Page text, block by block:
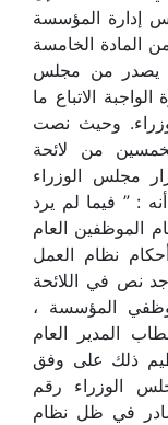
إدارة المؤسسة
المادة الخامسة
ما يصدر من مجلس
الاتباع ما
وحيث نصت
من لائحة
مجلس الوزراء
11/1386هـ على أنه : ” فيما لم يرد
الموظفين العام
نظام العمل
نص في اللائحة
المؤسسة ،
المدير العام
6/1/1396هـ بتنظيم ذلك على وفق
الوزراء رقم
26/4/1393هـ الصادر في ظل نظام